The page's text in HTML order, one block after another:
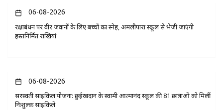
06-08-2026
रक्षाबंधन पर वीर जवानों के लिए बच्चों का स्नेह, अमलीपारा स्कूल से भेजी जाएंगी
हस्तनिर्मित राखियां
06-08-2026
सरस्वती साइकिल योजना: छुईखदान के स्वामी आत्मानंद स्कूल की 81 छात्राओं को मिलीं
निःशुल्क साइकिलें